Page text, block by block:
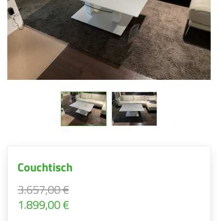
Couchtisch
3.657,00 €
1.899,00 €